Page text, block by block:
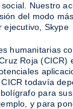
Nuestro
del modo
ejecutivo, Skype
humanitarias
Roja (CICR)
todavía
para
y para